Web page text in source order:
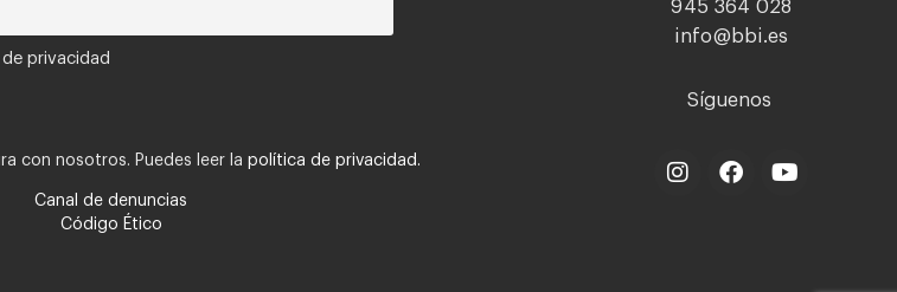
privacidad
con nosotros. Puedes leer lapolítica de privacidad.
Canal de denuncias
Código Ético
945 364 028
info@bbi.es
Síguenos